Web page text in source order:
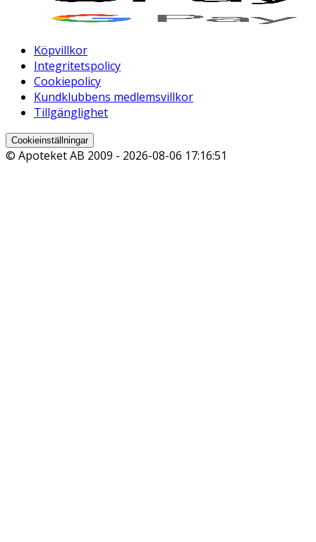
Köpvillkor
Integritetspolicy
Cookiepolicy
Kundklubbens medlemsvillkor
Tillgänglighet
Cookieinställningar
© Apoteket AB 2009 - 2026-08-06 17:16:51